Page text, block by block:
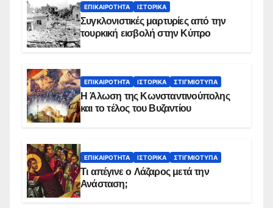
ΕΠΙΚΑΙΡΌΤΗΤΑ ΙΣΤΟΡΙΚΆ
Συγκλονιστικές μαρτυρίες από την
τουρκική εισβολή στην Κύπρο
ΕΠΙΚΑΙΡΌΤΗΤΑ ΙΣΤΟΡΙΚΆ ΣΤΙΓΜΙΌΤΥΠΑ
Η Άλωση της Κωνσταντινούπολης
και το τέλος του Βυζαντίου
ΕΠΙΚΑΙΡΌΤΗΤΑ ΙΣΤΟΡΙΚΆ ΣΤΙΓΜΙΌΤΥΠΑ
Τι απέγινε ο Λάζαρος μετά την
Ανάσταση;